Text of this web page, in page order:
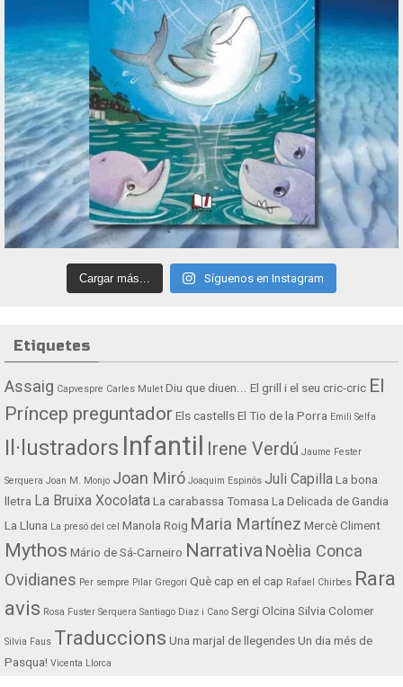
Cargar más... Síguenos en Instagram
Etiquetes
Assaig Capvespre Carles Mulet Diu que diuen... El grill i el seu cric-cric El
Príncep preguntadorEls castellsEl Tio de la Porra Emili Selfa
Il·lustradors Infantil Irene Verdú Jaume Fester
Serquera Joan M. Monjo Joan Miró Joaquim Espinós Juli CapillaLa bona
lletra La Bruixa XocolataLa carabassa Tomasa La Delicada de Gandia
La Lluna La presó del cel Manola Roig Maria Martínez Mercè Climent
Mythos Mário de Sá-Carneiro Narrativa Noèlia Conca
Ovidianes Per sempre Pilar Gregori Què cap en el cap Rafael Chirbes Rara
avis Rosa Fuster Serquera Santiago Diaz i Cano Sergi Olcina Silvia Colomer
Silvia Faus Traduccions Una marjal de llegendesUn dia més de
Pasqua! Vicenta Llorca